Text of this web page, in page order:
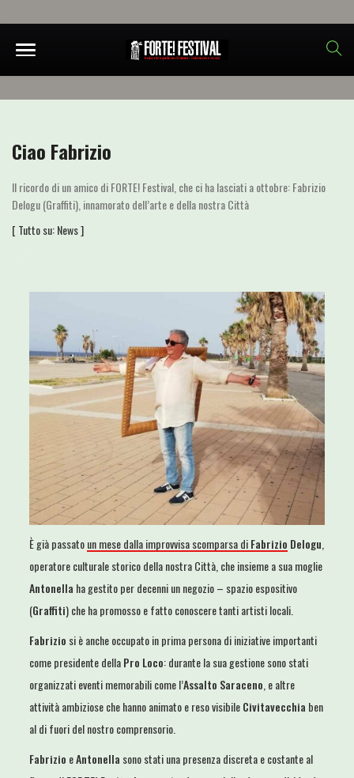
Ciao Fabrizio
Il ricordo di un amico di FORTE! Festival, che ci ha lasciati a ottobre: Fabrizio
Delogu (Graffiti), innamorato dell’arte e della nostra Città
[ Tutto su:News]
È già passatoun mese dalla improvvisa scomparsa diFabrizio Delogu
operatore culturale storico della nostra Città, che insieme a sua moglie
Antonella ha gestito per decenni un negozio – spazio espositivo
(Graffiti) che ha promosso e fatto conoscere tanti artisti locali.
Fabrizio si è anche occupato in prima persona di iniziative importanti
come presidente dellaPro Loco: durante la sua gestione sono stati
organizzati eventi memorabili come l’Assalto Saraceno , e altre
attività ambiziose che hanno animato e reso visibileCivitavecchia ben
al di fuori del nostro comprensorio.
Fabrizio eAntonella sono stati una presenza discreta e costante al